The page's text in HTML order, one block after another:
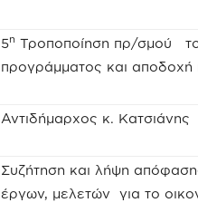
5η Τροποποίηση πρ/σμού
προγράμματος και αποδοχή
Αντιδήμαρχος κ. Κατσιάνης
Συζήτηση και λήψη
έργων, μελετών για το